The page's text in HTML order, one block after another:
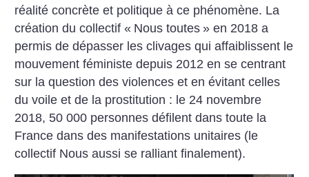
réalité concrète et politique à ce phénomène. La
création du collectif « Nous toutes » en 2018 a
permis de dépasser les clivages qui affaiblissent le
mouvement féministe depuis 2012 en se centrant
sur la question des violences et en évitant celles
du voile et de la prostitution : le 24 novembre
2018, 50 000 personnes défilent dans toute la
France dans des manifestations unitaires (le
collectif Nous aussi se ralliant finalement).